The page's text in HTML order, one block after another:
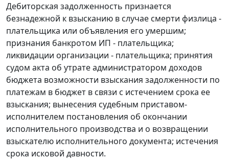
Дебиторская задолженность признается
безнадежной к взысканию в случае смерти физлица -
плательщика или объявления его умершим;
признания банкротом ИП - плательщика;
ликвидации организации - плательщика; принятия
судом акта об утрате администратором доходов
бюджета возможности взыскания задолженности по
платежам в бюджет в связи с истечением срока ее
взыскания; вынесения судебным приставом-
исполнителем постановления об окончании
исполнительного производства и о возвращении
взыскателю исполнительного документа; истечения
срока исковой давности.